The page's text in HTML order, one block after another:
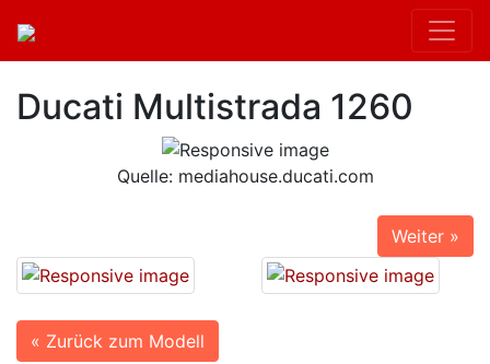
Ducati Multistrada 1260
Quelle: mediahouse.ducati.com
Weiter »
« Zurück zum Modell